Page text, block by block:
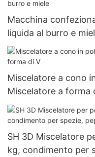
Macchina
liquida al burro e
Miscelatore a cono
Miscelatore a forma
SH 3D Miscelatore
kg, condimento per